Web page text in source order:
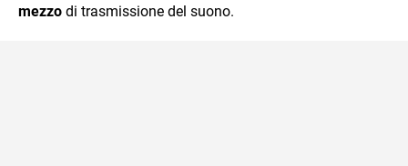
mezzo di trasmissione del suono.